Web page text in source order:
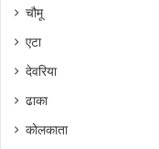
चौमू
एटा
देवरिया
ढाका
कोलकाता